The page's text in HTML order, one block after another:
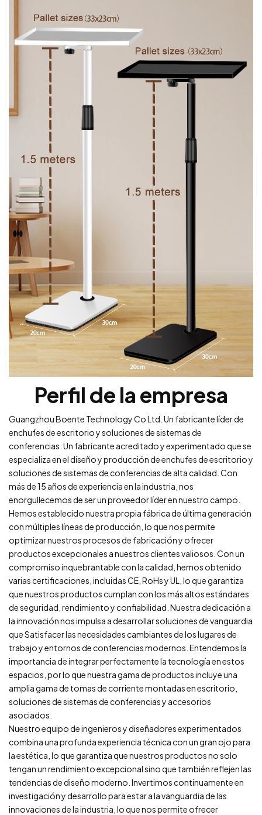
Perfil de la empresa
Guangzhou Boente Technology Co Ltd. Un fabricante líder de
enchufes de escritorio y soluciones de sistemas de
conferencias. Un fabricante acreditado y experimentado que se
especializa en el diseño y producción de enchufes de escritorio y
soluciones de sistemas de conferencias de alta calidad. Con
más de 15 años de experiencia en la industria, nos
enorgullecemos de ser un proveedor líder en nuestro campo.
Hemos establecido nuestra propia fábrica de última generación
con múltiples líneas de producción, lo que nos permite
optimizar nuestros procesos de fabricación y ofrecer
productos excepcionales a nuestros clientes valiosos. Con un
compromiso inquebrantable con la calidad, hemos obtenido
varias certificaciones, incluidas CE, RoHs y UL, lo que garantiza
que nuestros productos cumplan con los más altos estándares
de seguridad, rendimiento y confiabilidad. Nuestra dedicación a
la innovación nos impulsa a desarrollar soluciones de vanguardia
que Satisfacer las necesidades cambiantes de los lugares de
trabajo y entornos de conferencias modernos. Entendemos la
importancia de integrar perfectamente la tecnología en estos
espacios, por lo que nuestra gama de productos incluye una
amplia gama de tomas de corriente montadas en escritorio,
soluciones de sistemas de conferencias y accesorios
asociados.
Nuestro equipo de ingenieros y diseñadores experimentados
combina una profunda experiencia técnica con un gran ojo para
la estética, lo que garantiza que nuestros productos no solo
tengan un rendimiento excepcional sino que también reflejen las
tendencias de diseño moderno. Invertimos continuamente en
investigación y desarrollo para estar a la vanguardia de las
innovaciones de la industria, lo que nos permite ofrecer